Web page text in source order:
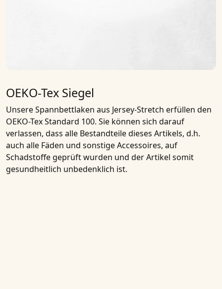
OEKO-Tex Siegel
Unsere Spannbettlaken aus Jersey-Stretch erfüllen den
OEKO-Tex Standard 100. Sie können sich darauf
verlassen, dass alle Bestandteile dieses Artikels, d.h.
auch alle Fäden und sonstige Accessoires, auf
Schadstoffe geprüft wurden und der Artikel somit
gesundheitlich unbedenklich ist.